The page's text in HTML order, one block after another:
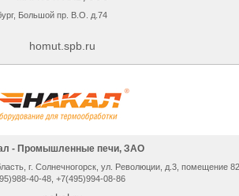
Большой пр. В.О. д.74
homut.spb.ru
- Промышленные печи, ЗАО
г. Сoлнeчнoгopcк, ул. Рeвoлюции, д.3, помещение
40-48, +7(495)994-08-86